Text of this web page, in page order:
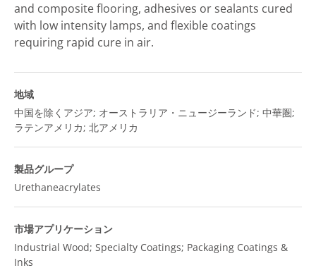
and composite flooring, adhesives or sealants cured
with low intensity lamps, and flexible coatings
requiring rapid cure in air.
地域
中国を除くアジア; オーストラリア・ニュージーランド; 中華圏;
ラテンアメリカ; 北アメリカ
製品グループ
Urethaneacrylates
市場アプリケーション
Industrial Wood; Specialty Coatings; Packaging Coatings &
Inks